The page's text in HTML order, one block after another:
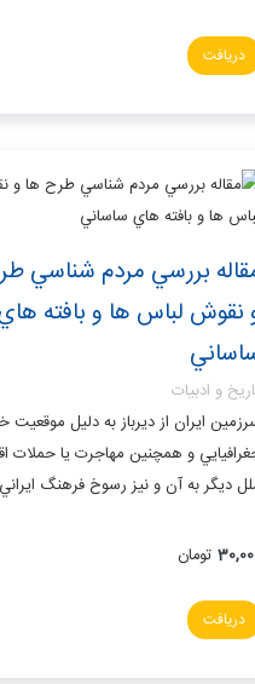
دریافت
بررسي مردم شناسي
نقوش لباس ها و بافته
و ادبیات
ايران از ديرباز به دليل
و همچنين مهاجرت يا حملات
ديگر به آن و نيز رسوخ فرهنگ
تومان
دریافت